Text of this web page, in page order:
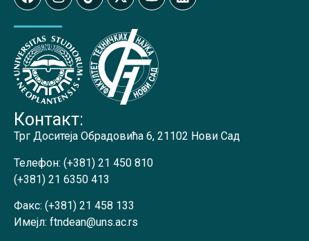
Контакт:
Трг Доситеја Обрадовића 6, 21102 Нови Сад
Телефон: (+381) 21 450 810
(+381) 21 6350 413
Факс: (+381) 21 458 133
Имејл: ftndean@uns.ac.rs